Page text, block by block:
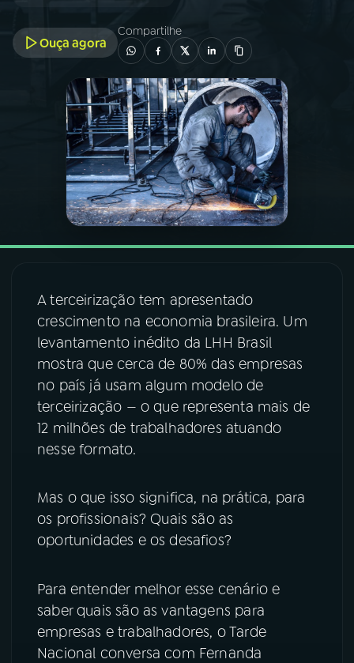
A RÁDIO
PROGRAMAÇÃO
PROGRAMAS
PODCASTS
06VIDEOCASTS
07ÚLTIMAS
08FESTIVAL DE MÚSICA
ACOMPANHE A RÁDIO NACIONAL
YouTube Facebook
TikTok
Ouça agora
Compartilhe
A terceirização tem apresentado
crescimento na economia brasileira. Um
levantamento inédito da LHH Brasil
mostra que cerca de 80% das empresas
no país já usam algum modelo de
terceirização — o que representa mais de
12 milhões de trabalhadores atuando
nesse formato.
Mas o que isso significa, na prática, para
os profissionais? Quais são as
oportunidades e os desafios?
Para entender melhor esse cenário e
saber quais são as vantagens para
empresas e trabalhadores, o Tarde
Nacional conversa com Fernanda